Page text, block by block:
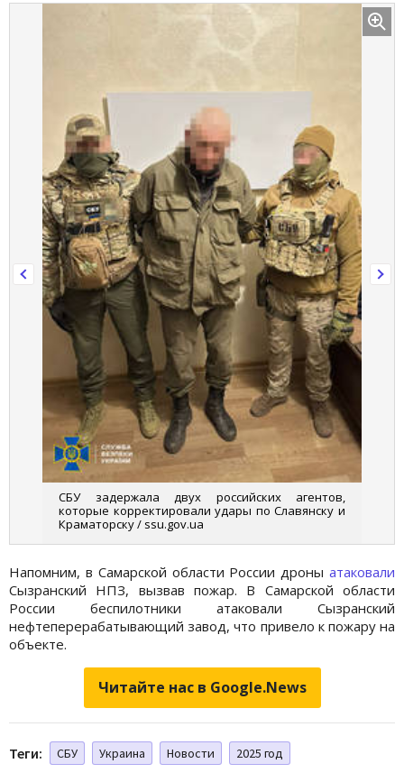
СБУ задержала двух российских агентов,
которые корректировали удары по Славянску и
Краматорску / ssu.gov.ua
Напомним, в Самарской области России дроны атаковали
Сызранский НПЗ, вызвав пожар. В Самарской области
России беспилотники атаковали Сызранский
нефтеперерабатывающий завод, что привело к пожару на
объекте.
Читайте нас в Google.News
Теги: СБУ Украина Новости 2025 год